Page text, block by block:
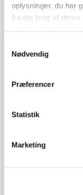
oplysninger, du har
fra din brug af
Nødvendig
Præferencer
Statistik
Marketing
Slagterigigant
milliardfond om
Hvedeprisen